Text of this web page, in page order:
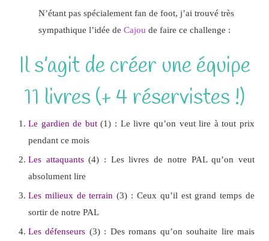
N’étant pas spécialement fan de foot, j’ai trouvé très
sympathique l’idée de Cajou de faire ce challenge :
Il s’agit de créer une équipe
11 livres (+ 4 réservistes !)
Le gardien de but(1) : Le livre qu’on veut lire à tout prix
pendant ce mois
Les attaquants(4) : Les livres de notre PAL qu’on veut
absolument lire
Les milieux de terrain (3) : Ceux qu’il est grand temps de
sortir de notre PAL
Les défenseurs (3) : Des romans qu’on souhaite lire mais